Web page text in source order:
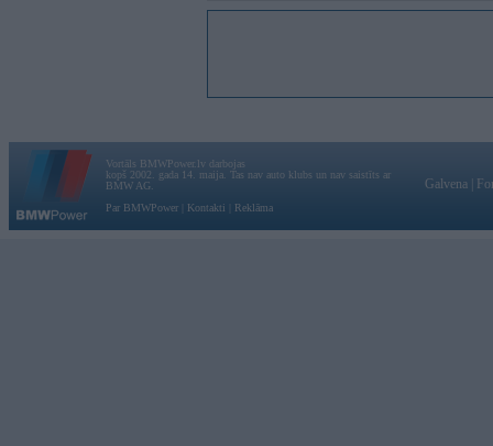
Vortāls BMWPower.lv darbojas
kopš 2002. gada 14. maija. Tas nav auto klubs un nav saistīts ar
BMW AG.
Par BMWPower
Kontakti Reklāma
Galvena